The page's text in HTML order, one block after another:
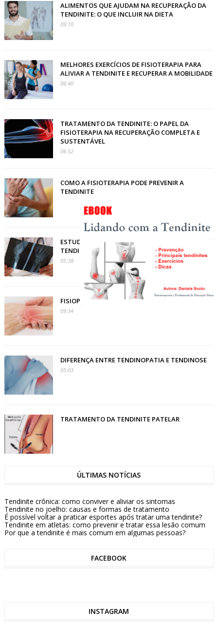
ALIMENTOS QUE AJUDAM NA RECUPERAÇÃO DA
TENDINITE: O QUE INCLUIR NA DIETA
09:10
MELHORES EXERCÍCIOS DE FISIOTERAPIA PARA
ALIVIAR A TENDINITE E RECUPERAR A MOBILIDADE
06:40
TRATAMENTO DA TENDINITE: O PAPEL DA
FISIOTERAPIA NA RECUPERAÇÃO COMPLETA E
SUSTENTÁVEL
06:52
COMO A FISIOTERAPIA PODE PREVENIR A
TENDINITE
ESTUDO TERIA ENCONTRADO ‘GENES DA
TENDINITE’ EM ATLETAS DO VÔLEI
05:38
FISIOPATOLOGIA RESUMIDA DA TENDINOPATIA
09:34
DIFERENÇA ENTRE TENDINOPATIA E TENDINOSE
05:03
TRATAMENTO DA TENDINITE PATELAR
ÚLTIMAS NOTÍCIAS
Tendinite crônica: como conviver e aliviar os sintomas
Tendinite no joelho: causas e formas de tratamento
É possível voltar a praticar esportes após tratar uma tendinite?
Tendinite em atletas: como prevenir e tratar essa lesão comum
Por que a tendinite é mais comum em algumas pessoas?
FACEBOOK
INSTAGRAM